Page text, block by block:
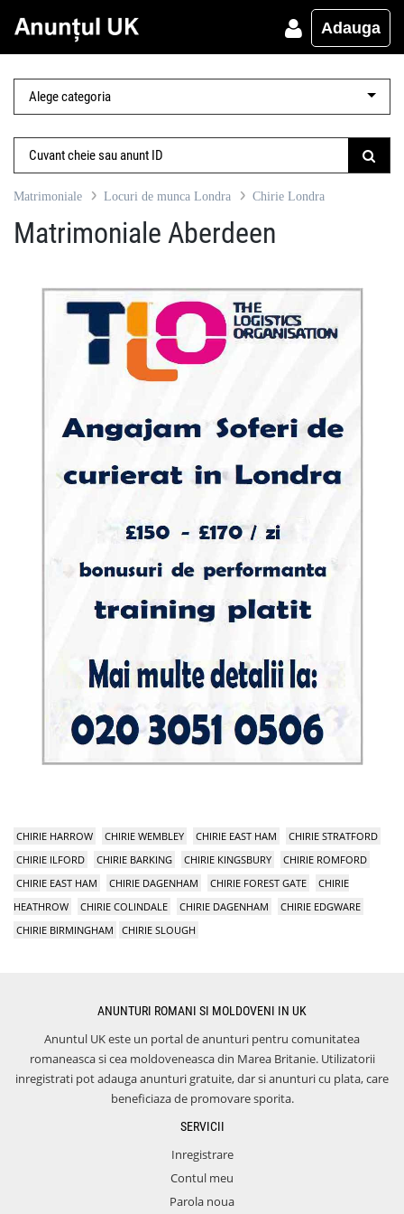
Adauga
Matrimoniale Locuri de munca Londra Chirie Londra
Matrimoniale Aberdeen
CHIRIE HARROW CHIRIE WEMBLEY CHIRIE EAST HAM
CHIRIE STRATFORD
CHIRIE ILFORD
CHIRIE BARKING CHIRIE KINGSBURY
CHIRIE ROMFORD
CHIRIE EAST HAM
CHIRIE DAGENHAM CHIRIE FOREST GATE
CHIRIE
HEATHROW
CHIRIE COLINDALE CHIRIE DAGENHAM
CHIRIE EDGWARE
CHIRIE BIRMINGHAM
CHIRIE SLOUGH
ANUNTURI ROMANI SI MOLDOVENI IN UK
Anuntul UK este un portal de anunturi pentru comunitatea
romaneasca si cea moldoveneasca din Marea Britanie. Utilizatorii
inregistrati pot adauga anunturi gratuite, dar si anunturi cu plata, care
beneficiaza de promovare sporita.
SERVICII
Inregistrare
Contul meu
Parola noua